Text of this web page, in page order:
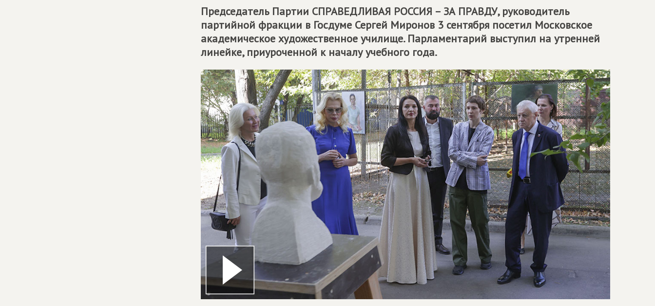
Председатель Партии СПРАВЕДЛИВАЯ РОССИЯ – ЗА ПРАВДУ, руководитель
партийной фракции в Госдуме Сергей Миронов 3 сентября посетил Московское
академическое художественное училище. Парламентарий выступил на утренней
линейке, приуроченной к началу учебного года.